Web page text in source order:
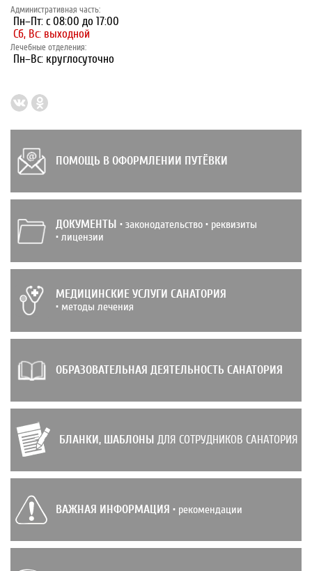
Административная часть:
Пн–Пт: с 08:00 до 17:00
Сб, Вс: выходной
Лечебные отделения:
Пн–Вс: круглосуточно
ПОМОЩЬ В ОФОРМЛЕНИИ ПУТЁВКИ
ДОКУМЕНТЫ • законодательство • реквизиты
• лицензии
МЕДИЦИНСКИЕ УСЛУГИ САНАТОРИЯ
• методы лечения
ОБРАЗОВАТЕЛЬНАЯ ДЕЯТЕЛЬНОСТЬ САНАТОРИЯ
БЛАНКИ, ШАБЛОНЫ ДЛЯ СОТРУДНИКОВ САНАТОРИЯ
ВАЖНАЯ ИНФОРМАЦИЯ • рекомендации